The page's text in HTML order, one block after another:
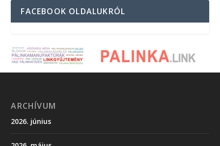
FACEBOOK OLDALUKRÓL
ARCHÍVUM
2026. június